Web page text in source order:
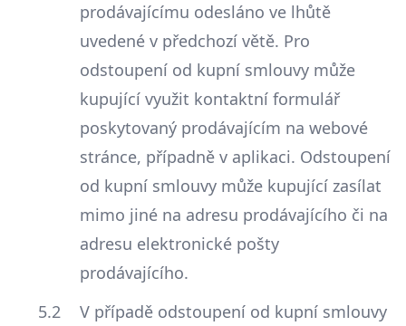
prodávajícímu odesláno ve lhůtě
uvedené v předchozí větě. Pro
odstoupení od kupní smlouvy může
kupující využit kontaktní formulář
poskytovaný prodávajícím na webové
stránce, případně v aplikaci. Odstoupení
od kupní smlouvy může kupující zasílat
mimo jiné na adresu prodávajícího či na
adresu elektronické pošty
prodávajícího.
V případě odstoupení od kupní smlouvy